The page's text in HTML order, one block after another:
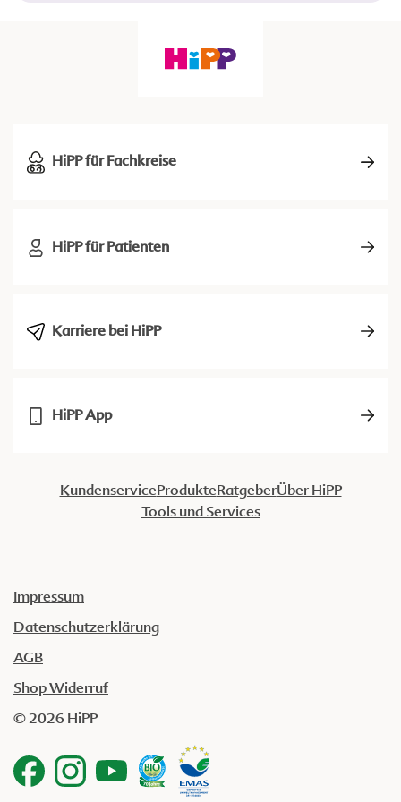
HiPP für Fachkreise
HiPP für Patienten
Karriere bei HiPP
HiPP App
KundenserviceProdukteRatgeberÜber HiPP
Tools und Services
Impressum
Datenschutzerklärung
AGB
Shop Widerruf
© 2026 HiPP